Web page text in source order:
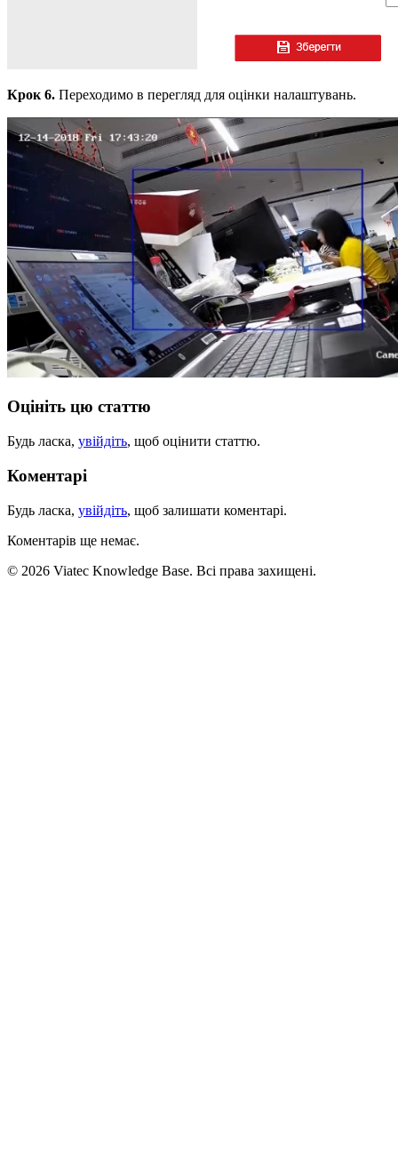
Крок 6. Переходимо в перегляд для оцінки налаштувань.
Оцініть цю статтю
Будь ласка, увійдіть, щоб оцінити статтю.
Коментарі
Будь ласка, увійдіть, щоб залишати коментарі.
Коментарів ще немає.
© 2026 Viatec Knowledge Base. Всі права захищені.